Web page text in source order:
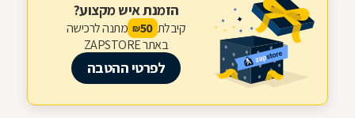
הזמנת איש מקצוע?
קיבלת 50
₪ מתנה לרכישה
באתר ZAPSTORE
לפרטי ההטבה